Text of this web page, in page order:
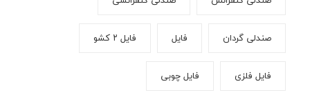
صندلی گردان فایل فایل ۲ کشو
فایل فلزی فایل چوبی